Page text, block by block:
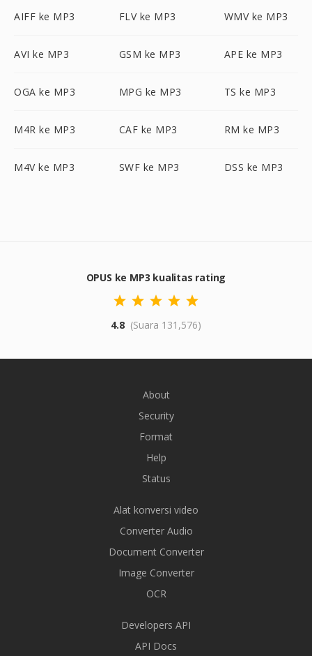
AIFF ke MP3 FLV ke MP3 WMV ke MP3
AVI ke MP3 GSM ke MP3 APE ke MP3
OGA ke MP3 MPG ke MP3 TS ke MP3
M4R ke MP3 CAF ke MP3 RM ke MP3
M4V ke MP3 SWF ke MP3 DSS ke MP3
OPUS ke MP3 kualitas rating
4.8 (Suara 131,576)
About
Security
Format
Help
Status
Alat konversi video
Converter Audio
Document Converter
Image Converter
OCR
Developers API
API Docs